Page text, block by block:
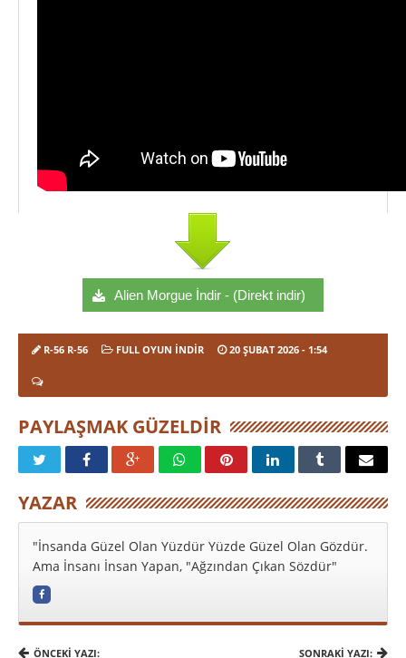
Alien Morgue İndir - (Direkt indir)
R-56 R-56 FULL OYUN İNDIR 20 ŞUBAT 2026 - 1:54
PAYLAŞMAK GÜZELDIR
YAZAR
"İnsanda Güzel Olan Yüzdür Yüzde Güzel Olan Gözdür.
Ama İnsanı İnsan Yapan, "Ağzından Çıkan Sözdür"
ÖNCEKI YAZI: SONRAKI YAZI: